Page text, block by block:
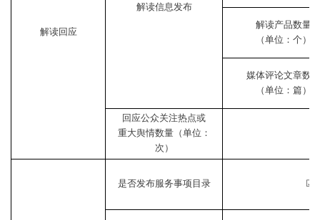
解读回应
解读信息发布
解读产品数量
（单位：个）
媒体评论文章数量
（单位：篇）
回应公众关注热点或
重大舆情数量（单位：
次）
是否发布服务事项目录 ☑